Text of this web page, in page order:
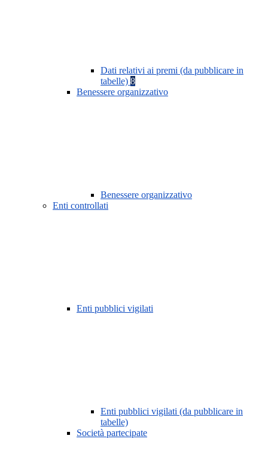
Dati relativi ai premi (da pubblicare in
tabelle) 8
Benessere organizzativo
Benessere organizzativo
Enti controllati
Enti pubblici vigilati
Enti pubblici vigilati (da pubblicare in
tabelle)
Società partecipate